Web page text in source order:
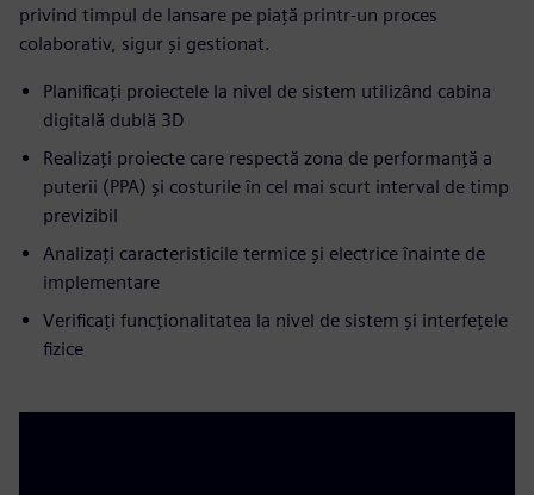
privind timpul de lansare pe piață printr-un proces
colaborativ, sigur și gestionat.
Planificați proiectele la nivel de sistem utilizând cabina
digitală dublă 3D
Realizați proiecte care respectă zona de performanță a
puterii (PPA) și costurile în cel mai scurt interval de timp
previzibil
Analizați caracteristicile termice și electrice înainte de
implementare
Verificați funcționalitatea la nivel de sistem și interfețele
fizice